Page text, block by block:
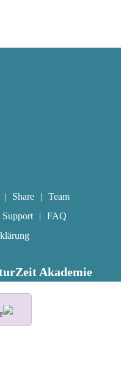
Share
Team
Support
FAQ
Akademie